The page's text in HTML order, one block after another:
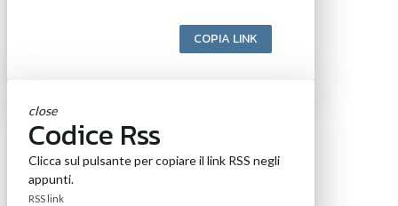
COPIA LINK
close
Codice Rss
Clicca sul pulsante per copiare il link RSS negli
appunti.
RSS link